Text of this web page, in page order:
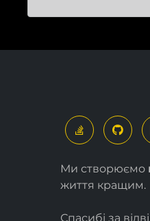
Ми створюємо
життя кращим.
Спасибі за